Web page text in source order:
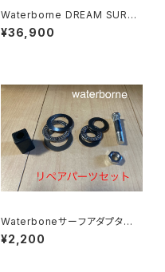
Waterborne DREAM SURF
TRUCK ドリームパック
¥36,900
Waterboneサーフアダプター
リペアパーツ
¥2,200